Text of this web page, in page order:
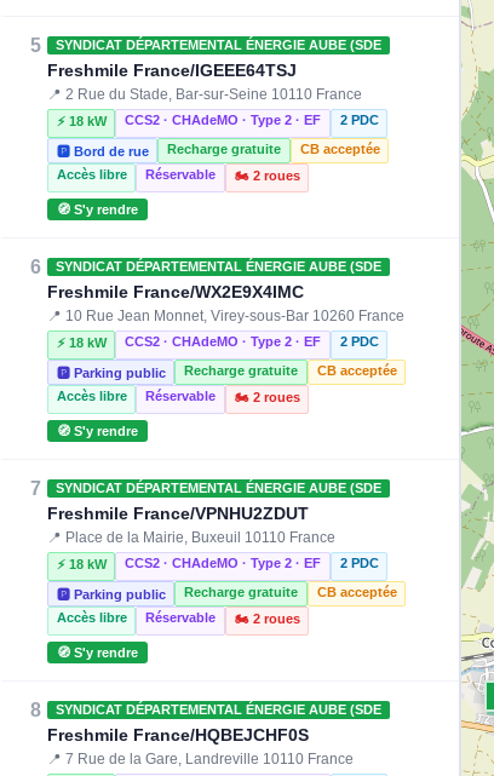
5 SYNDICAT DÉPARTEMENTAL ÉNERGIE AUBE (SDE
Freshmile France/IGEEE64TSJ
📍 2 Rue du Stade, Bar-sur-Seine 10110 France
⚡ 18 kW CCS2 · CHAdeMO · Type 2 · EF 2 PDC
🅿️ Bord de rue Recharge gratuite
CB acceptée
Accès libre
Réservable 🏍️ 2 roues
🧭 S'y rendre
6 SYNDICAT DÉPARTEMENTAL ÉNERGIE AUBE (SDE
Freshmile France/WX2E9X4IMC
📍 10 Rue Jean Monnet, Virey-sous-Bar 10260 France
⚡ 18 kW CCS2 · CHAdeMO · Type 2 · EF 2 PDC
🅿️ Parking public Recharge gratuite
CB acceptée
Accès libre
Réservable 🏍️ 2 roues
🧭 S'y rendre
7 SYNDICAT DÉPARTEMENTAL ÉNERGIE AUBE (SDE
Freshmile France/VPNHU2ZDUT
📍 Place de la Mairie, Buxeuil 10110 France
⚡ 18 kW CCS2 · CHAdeMO · Type 2 · EF 2 PDC
🅿️ Parking public Recharge gratuite
CB acceptée
Accès libre
Réservable 🏍️ 2 roues
🧭 S'y rendre
8 SYNDICAT DÉPARTEMENTAL ÉNERGIE AUBE (SDE
Freshmile France/HQBEJCHF0S
📍 7 Rue de la Gare, Landreville 10110 France